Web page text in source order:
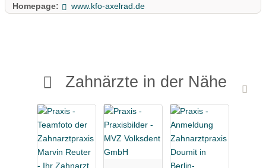
Homepage: www.kfo-axelrad.de
Zahnärzte in der Nähe